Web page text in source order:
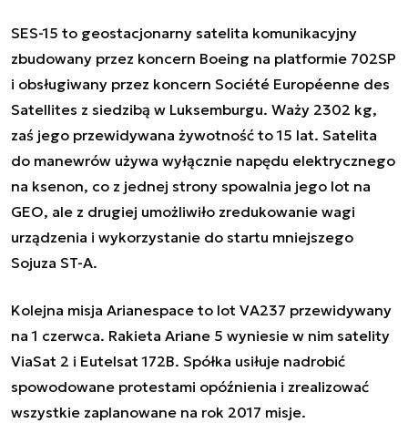
SES-15 to geostacjonarny satelita komunikacyjny
zbudowany przez koncern Boeing na platformie 702SP
i obsługiwany przez koncern Société Européenne des
Satellites z siedzibą w Luksemburgu. Waży 2302 kg,
zaś jego przewidywana żywotność to 15 lat. Satelita
do manewrów używa wyłącznie napędu elektrycznego
na ksenon, co z jednej strony spowalnia jego lot na
GEO, ale z drugiej umożliwiło zredukowanie wagi
urządzenia i wykorzystanie do startu mniejszego
Sojuza ST-A.
Kolejna misja Arianespace to lot VA237 przewidywany
na 1 czerwca. Rakieta Ariane 5 wyniesie w nim satelity
ViaSat 2 i Eutelsat 172B. Spółka usiłuje nadrobić
spowodowane protestami opóźnienia i zrealizować
wszystkie zaplanowane na rok 2017 misje.